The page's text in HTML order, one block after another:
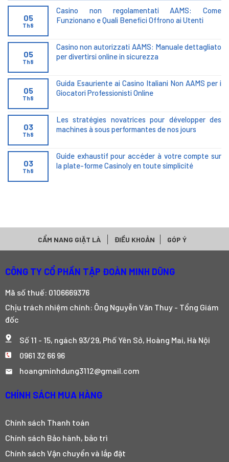
05
Th8
Casino non regolamentati AAMS: Come
Funzionano e Quali Benefici Offrono ai Utenti
05
Th8
Casino non autorizzati AAMS: Manuale dettagliato
per divertirsi online in sicurezza
05
Th8
Guida Esauriente ai Casino Italiani Non AAMS per i
Giocatori Professionisti Online
03
Th8
Les stratégies novatrices pour développer des
machines à sous performantes de nos jours
03
Th8
Guide exhaustif pour accéder à votre compte sur
la plate-forme Casinoly en toute simplicité
CẨM NANG GIẶT LÀ ĐIỀU KHOẢN GÓP Ý
CÔNG TY CỔ PHẦN TẬP ĐOÀN MINH DŨNG
Mã số thuế: 0106669376
Chịu trách nhiệm chính: Ông Nguyễn Văn Thuy - Tổng Giám
đốc
Số 11 - 15, ngách 93/29, Phố Yên Sở, Hoàng Mai, Hà Nội
0961 32 66 96
hoangminhdung3112@gmail.com
CHÍNH SÁCH MUA HÀNG
Chính sách Thanh toán
Chính sách Bảo hành, bảo trì
Chính sách Vận chuyển và lắp đặt